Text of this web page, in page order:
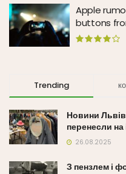
Apple
buttons
Trending
Новини
перенесли
26.08.2025
З пензлем і